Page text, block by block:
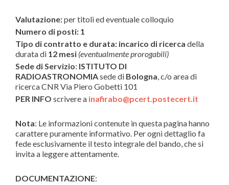
Valutazione:per titoli ed eventuale colloquio
Numero di posti: 1
Tipo di contratto e durata: incarico di ricerca della
durata di 12 mesi (eventualmente prorogabili)
Sede di Servizio: ISTITUTO DI
RADIOASTRONOMIAsede di Bologna, c/o area di
ricerca CNR Via Piero Gobetti 101
PER INFO scrivere a inafirabo@pcert.postecert.it
Nota: Le informazioni contenute in questa pagina hanno
carattere puramente informativo. Per ogni dettaglio fa
fede esclusivamente il testo integrale del bando, che si
invita a leggere attentamente.
DOCUMENTAZIONE: